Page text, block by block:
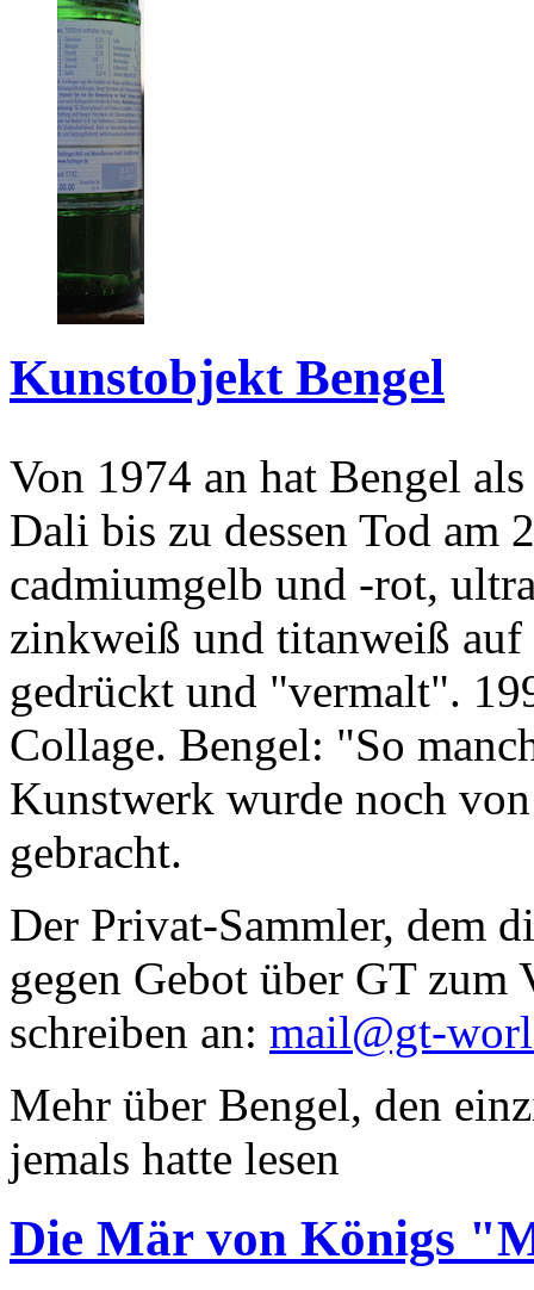
Kunstobjekt Bengel
Von 1974 an hat Bengel
Dali bis zu dessen Tod am
cadmiumgelb und -rot,
zinkweiß und titanweiß
gedrückt und "vermalt".
Collage. Bengel: "So
Kunstwerk wurde noch
gebracht.
Der Privat-Sammler, dem
gegen Gebot über GT zum
schreiben an: mail@gt-
Mehr über Bengel, den
jemals hatte lesen
Die Mär von Königs